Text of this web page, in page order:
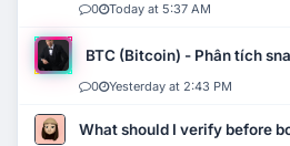
0 Today at 5:37 AM
BTC (Bitcoin) - Phân tích
0 Yesterday at 2:43 PM
What should I verify before